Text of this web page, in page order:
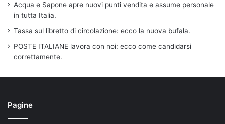
Acqua e Sapone apre nuovi punti vendita e assume personale
in tutta Italia.
Tassa sul libretto di circolazione: ecco la nuova bufala.
POSTE ITALIANE lavora con noi: ecco come candidarsi
correttamente.
Pagine